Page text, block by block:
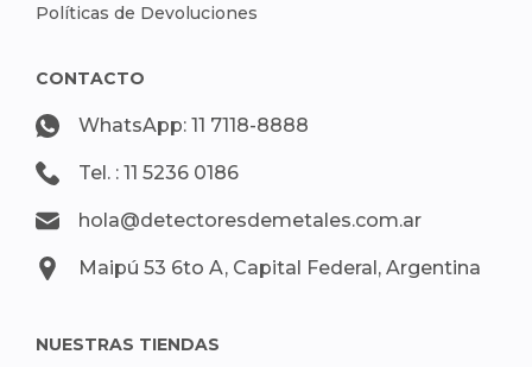
Políticas de Devoluciones
CONTACTO
WhatsApp: 11 7118-8888
Tel. : 11 5236 0186
hola@detectoresdemetales.com.ar
Maipú 53 6to A, Capital Federal, Argentina
NUESTRAS TIENDAS